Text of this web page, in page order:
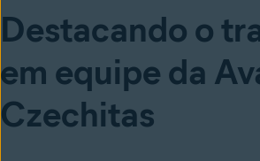
Destacando o
em equipe da
Czechitas